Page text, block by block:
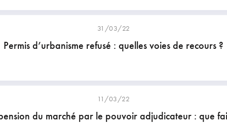
31/03/22
Permis d’urbanisme refusé : quelles voies de recours ?
11/03/22
du marché par le pouvoir adjudicateur : que